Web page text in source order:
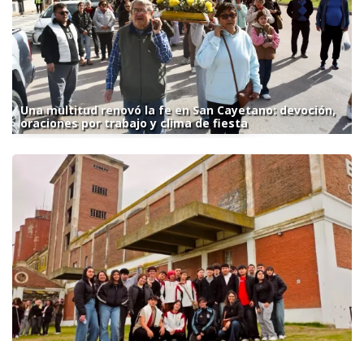
Una multitud renovó la fe en San Cayetano: devoción,
oraciones por trabajo y clima de fiesta